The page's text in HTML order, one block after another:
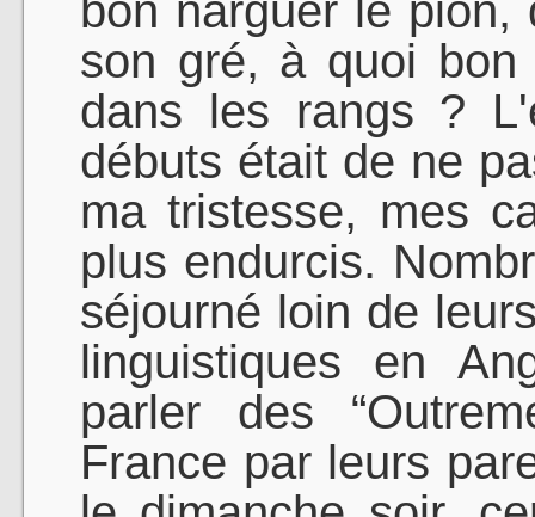
son gré, à quoi bon
dans les rangs ?
débuts était de ne
ma tristesse, mes
plus endurcis.
séjourné loin de
linguistiques en
parler des
France par leurs